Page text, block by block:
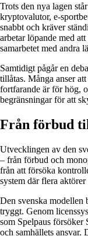
Trots den nya lagen
kryptovalutor, e-
snabbt och kräver
arbetar löpande med
samarbetet med andra
Samtidigt pågår en
tillåtas. Många anser
fortfarande är för hög,
begränsningar för att
Från förbud
Utvecklingen av den
– från förbud och
från att försöka
system där flera
Den svenska modellen
tryggt. Genom
som Spelpaus försöker
och samhällets ansvar.